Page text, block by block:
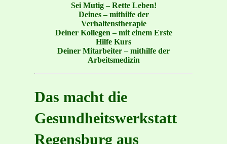
Sei Mutig – Rette Leben!
Deines – mithilfe der
Verhaltenstherapie
Deiner Kollegen – mit einem Erste
Hilfe Kurs
Deiner Mitarbeiter – mithilfe der
Arbeitsmedizin
Das macht die
Gesundheitswerkstatt
Regensburg aus